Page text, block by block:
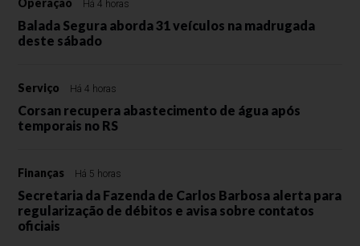
Há 4 horas
Balada Segura aborda 31 veículos na madrugada
deste sábado
Serviço Há 4 horas
Corsan recupera abastecimento de água após
temporais no RS
Finanças Há 5 horas
Secretaria da Fazenda de Carlos Barbosa alerta para
regularização de débitos e avisa sobre contatos
oficiais